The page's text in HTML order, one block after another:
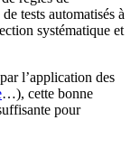
tests automatisés à
systématique et
l’application des
…), cette bonne
pour